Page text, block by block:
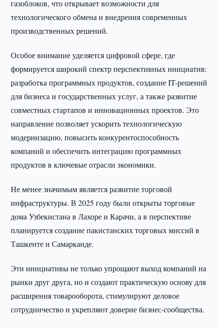
газоблоков, что открывает возможности для
технологического обмена и внедрения современных
производственных решений.
Особое внимание уделяется цифровой сфере, где
формируется широкий спектр перспективных инициатив:
разработка программных продуктов, создание IT-решений
для бизнеса и государственных услуг, а также развитие
совместных стартапов и инновационных проектов. Это
направление позволяет ускорить технологическую
модернизацию, повысить конкурентоспособность
компаний и обеспечить интеграцию программных
продуктов в ключевые отрасли экономики.
Не менее значимым является развитие торговой
инфраструктуры. В 2025 году были открыты торговые
дома Узбекистана в Лахоре и Карачи, а в перспективе
планируется создание пакистанских торговых миссий в
Ташкенте и Самарканде.
Эти инициативы не только упрощают выход компаний на
рынки друг друга, но и создают практическую основу для
расширения товарооборота, стимулируют деловое
сотрудничество и укрепляют доверие бизнес-сообщества.